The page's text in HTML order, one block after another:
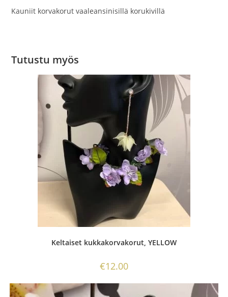
Kauniit korvakorut vaaleansinisillä korukivillä
Tutustu myös
Keltaiset kukkakorvakorut, YELLOW
€12.00